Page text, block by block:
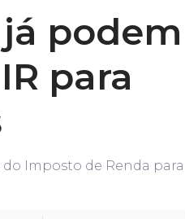
podem
para
Imposto de Renda para